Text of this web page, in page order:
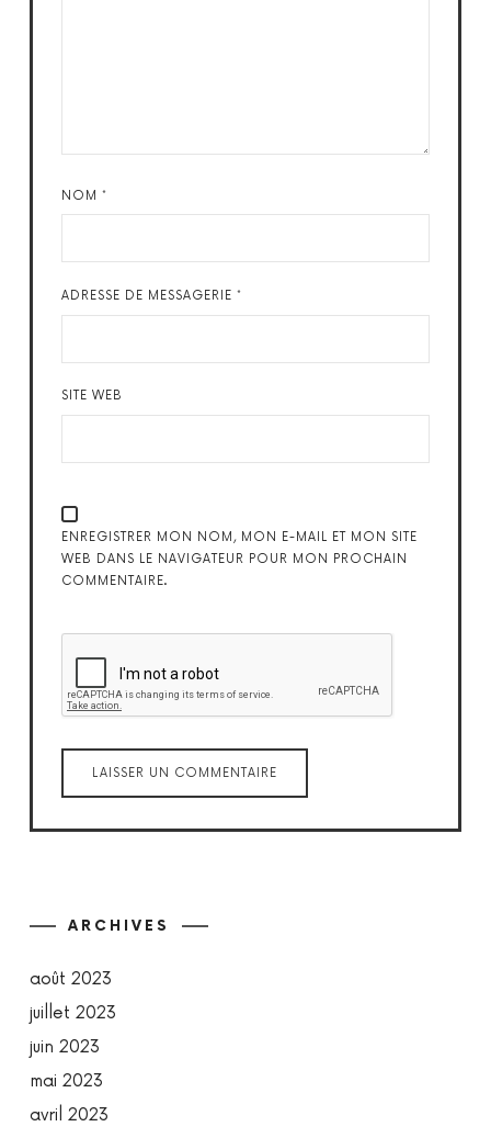
NOM *
ADRESSE DE MESSAGERIE *
SITE WEB
ENREGISTRER MON NOM, MON E-MAIL ET MON SITE
WEB DANS LE NAVIGATEUR POUR MON PROCHAIN
COMMENTAIRE.
ARCHIVES
août 2023
juillet 2023
juin 2023
mai 2023
avril 2023